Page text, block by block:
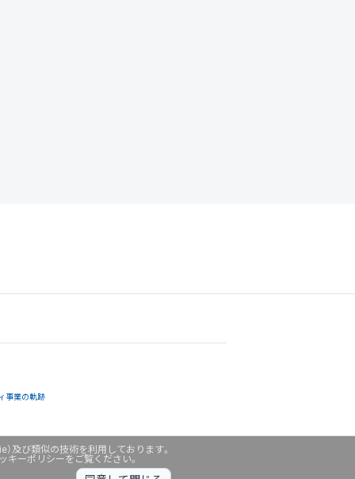
及び類似の技術を利用しております。
キーポリシーをご覧ください。
事業の軌跡